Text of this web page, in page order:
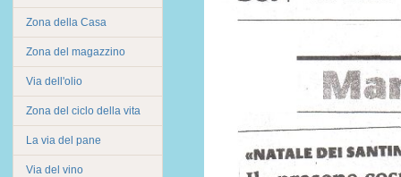
Zona della Casa
Zona del magazzino
Via dell'olio
Zona del ciclo della vita
La via del pane
Via del vino